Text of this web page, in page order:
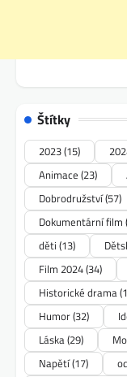
Štítky
2023(15)
Animace (23)
Dobrodružství(57)
Dokumentární film
děti (13)
Film 2024(34)
Historické drama
Humor(32)
Láska(29)
Napětí(17)